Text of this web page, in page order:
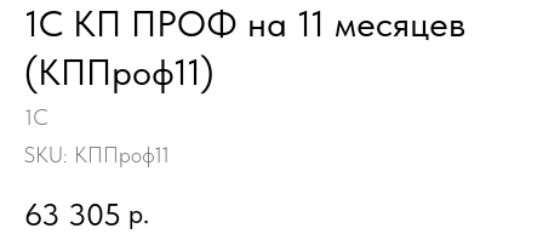
1С КП ПРОФ на 11 месяцев
(КППроф11)
1С
SKU: КППроф11
63 305 р.